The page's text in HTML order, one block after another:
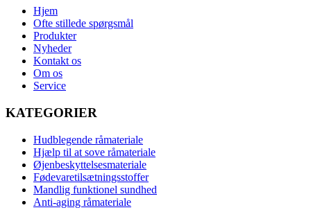
Hjem
Ofte stillede spørgsmål
Produkter
Nyheder
Kontakt os
Om os
Service
KATEGORIER
Hudblegende råmateriale
Hjælp til at sove råmateriale
Øjenbeskyttelsesmateriale
Fødevaretilsætningsstoffer
Mandlig funktionel sundhed
Anti-aging råmateriale